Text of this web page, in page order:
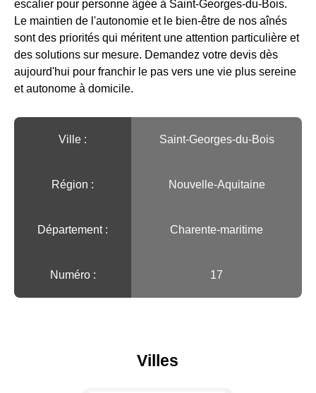
escalier pour personne âgée à Saint-Georges-du-Bois.
Le maintien de l'autonomie et le bien-être de nos aînés
sont des priorités qui méritent une attention particulière et
des solutions sur mesure. Demandez votre devis dès
aujourd'hui pour franchir le pas vers une vie plus sereine
et autonome à domicile.
Ville :️ Saint-Georges-du-Bois
Région :️ Nouvelle-Aquitaine
Département : Charente-maritime
Numéro : 17
Villes